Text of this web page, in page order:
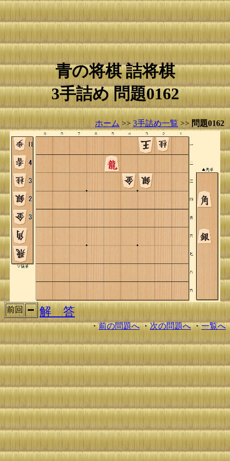
青の将棋 詰将棋
3手詰め 問題0162
ホーム >> 3手詰め一覧 >> 問題0162
前回 解 答
・前の問題へ・次の問題へ・一覧へ